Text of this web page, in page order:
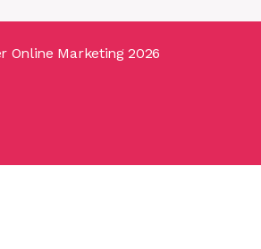
Online Marketing 2026